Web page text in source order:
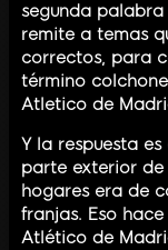
segunda
remite a temas
correctos, para
término
Atletico de
Y la respuesta
parte exterior
hogares era de
franjas. Eso
Atlético de